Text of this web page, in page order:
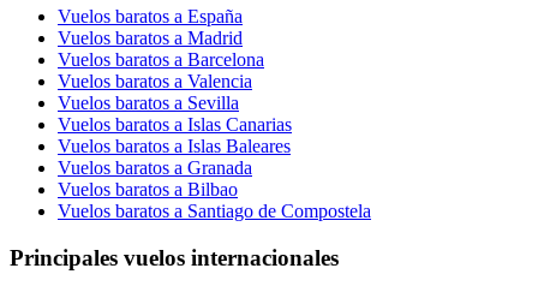
Vuelos baratos a España
Vuelos baratos a Madrid
Vuelos baratos a Barcelona
Vuelos baratos a Valencia
Vuelos baratos a Sevilla
Vuelos baratos a Islas Canarias
Vuelos baratos a Islas Baleares
Vuelos baratos a Granada
Vuelos baratos a Bilbao
Vuelos baratos a Santiago de Compostela
Principales vuelos internacionales